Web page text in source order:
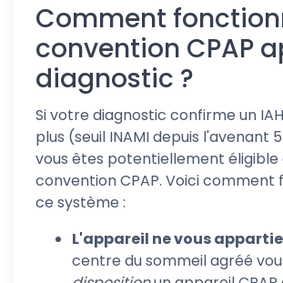
Comment
convention CPAP
diagnostic ?
Si votre diagnostic confirme un
plus (seuil INAMI depuis l'avenant
vous êtes potentiellement éligible
convention CPAP. Voici comment
ce système :
L'appareil ne vous
centre du sommeil agréé